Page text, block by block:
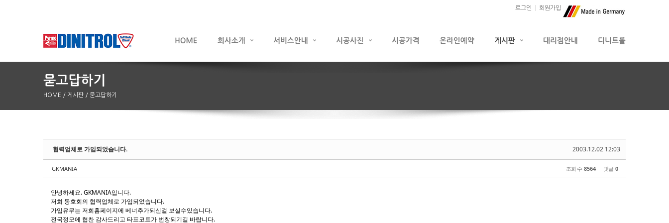
로그인 회원가입
HOME / 게시판 / 묻고답하기
2003.12.02 12:03
협력업체로 가입되었습니다.
GKMANIA 조회 수 8564 댓글 0
안녕하세요. GKMANIA입니다.
저희 동호회의 협력업체로 가입되었습니다.
가입유무는 저희홈페이지에 베너추가되신걸 보실수있습니다.
전국정모에 협찬 감사드리고 타프코트가 번창되기길 바랍니다.
Sketchbook5, 스케치북5
Sketchbook5, 스케치북5